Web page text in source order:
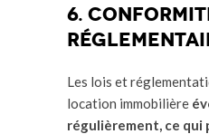
6.
Les lois et
location immobilière
régulièrement, ce